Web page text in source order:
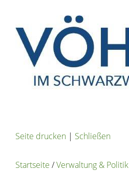
Seite drucken | Schließen
Startseite /Verwaltung & Politik